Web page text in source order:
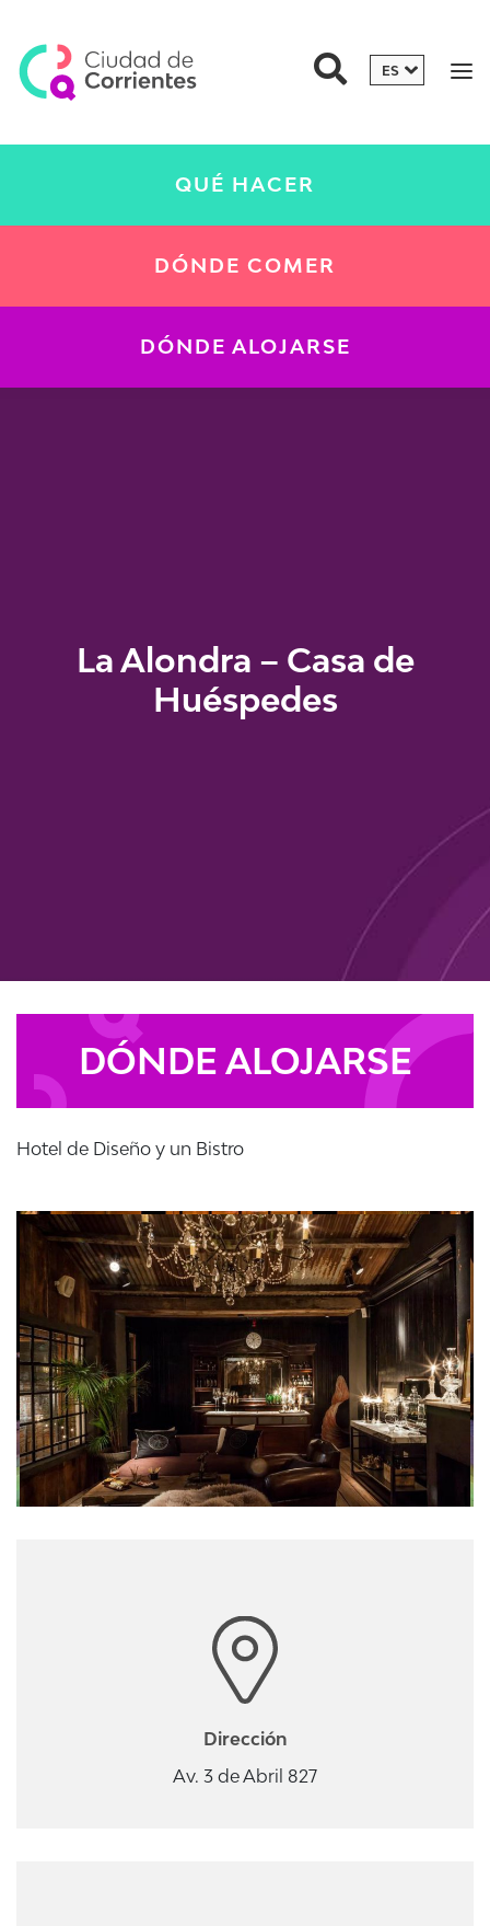
QUÉ HACER
DÓNDE COMER
DÓNDE ALOJARSE
La Alondra – Casa de
Huéspedes
DÓNDE ALOJARSE
Hotel de Diseño y un Bistro
Dirección
Av. 3 de Abril 827